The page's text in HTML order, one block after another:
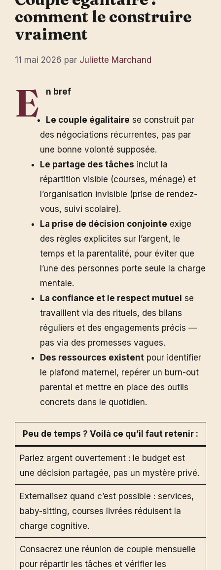
comment le construire
vraiment
11 mai 2026 par Juliette Marchand
E n bref
Le couple égalitaire se construit par
des négociations récurrentes, pas par
une bonne volonté supposée.
Le partage des tâches inclut la
répartition visible (courses, ménage) et
l’organisation invisible (prise de rendez-
vous, suivi scolaire).
La prise de décision conjointe exige
des règles explicites sur l’argent, le
temps et la parentalité, pour éviter que
l’une des personnes porte seule la charge
mentale.
La confiance et le respect mutuel se
travaillent via des rituels, des bilans
réguliers et des engagements précis —
pas via des promesses vagues.
Des ressources existent pour identifier
le plafond maternel, repérer un burn-out
parental et mettre en place des outils
concrets dans le quotidien.
Peu de temps ? Voilà ce qu’il faut retenir :
Parlez argent ouvertement : le budget est
une décision partagée, pas un mystère privé.
Externalisez quand c’est possible : services,
baby-sitting, courses livrées réduisent la
charge cognitive.
Consacrez une réunion de couple mensuelle
pour répartir les tâches et vérifier les